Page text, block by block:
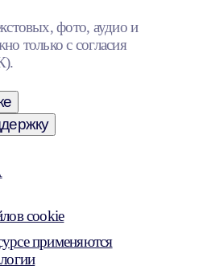
фото, аудио и
только с согласия
cookie
применяются